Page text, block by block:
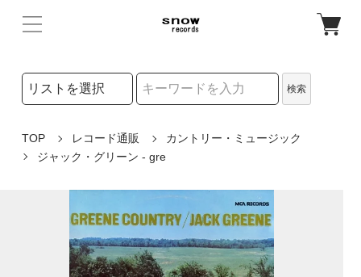
検索リストの選択
検索
TOP レコード通販
カントリー・ミュージック
ジャック・グリーン - gre